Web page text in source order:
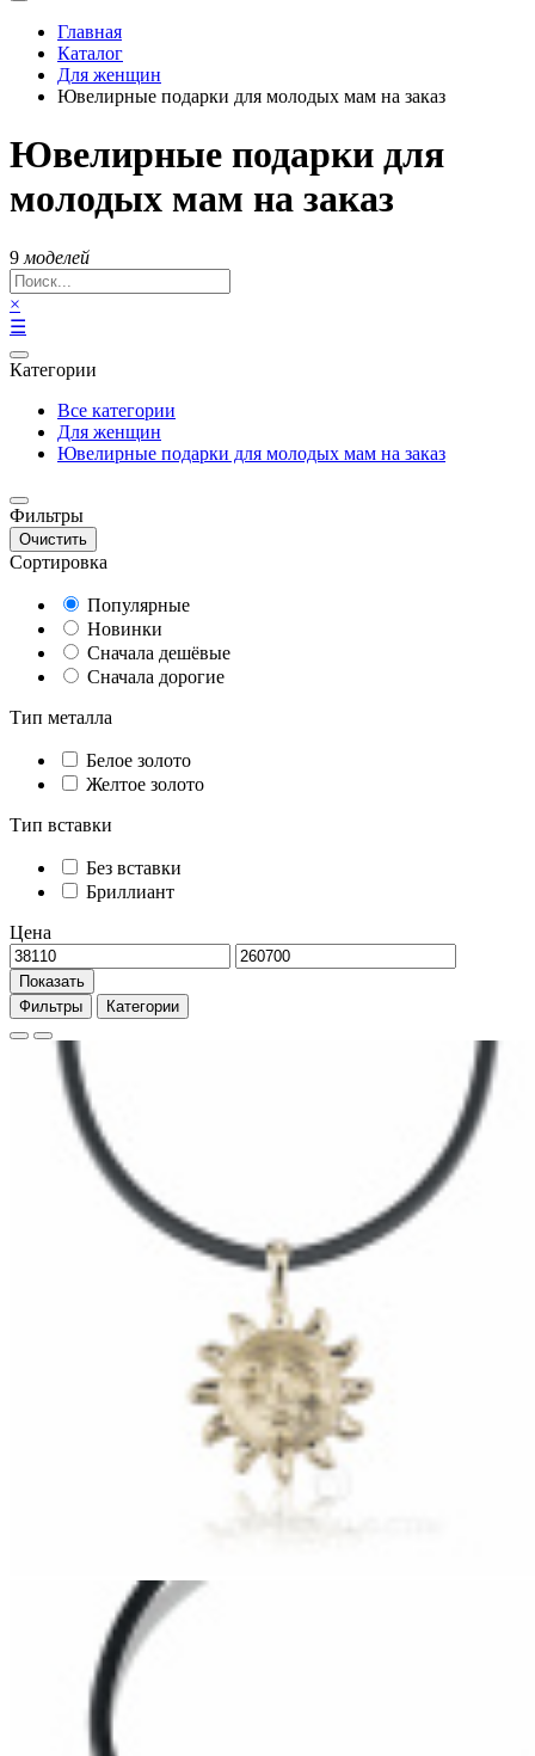
Главная
Каталог
Для женщин
Ювелирные подарки для молодых мам на заказ
Ювелирные подарки для
молодых мам на заказ
9 моделей
×
☰
Категории
Все категории
Для женщин
Ювелирные подарки для молодых мам на заказ
Фильтры
Очистить
Сортировка
Популярные
Новинки
Сначала дешёвые
Сначала дорогие
Тип металла
Белое золото
Желтое золото
Тип вставки
Без вставки
Бриллиант
Цена
Показать
Фильтры
Категории